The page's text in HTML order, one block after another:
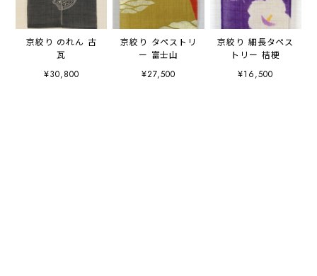
京絞り のれん 古
瓦
¥30,800
京絞り タペストリ
ー 富士山
¥27,500
京絞り 細長タペス
トリー 桔梗
¥16,500